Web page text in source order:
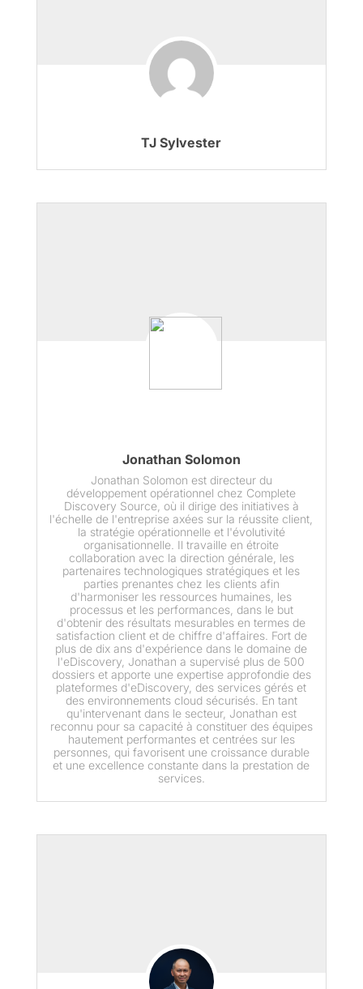
TJ Sylvester
Jonathan Solomon
Jonathan Solomon est directeur du
développement opérationnel chez Complete
Discovery Source, où il dirige des initiatives à
l'échelle de l'entreprise axées sur la réussite client,
la stratégie opérationnelle et l'évolutivité
organisationnelle. Il travaille en étroite
collaboration avec la direction générale, les
partenaires technologiques stratégiques et les
parties prenantes chez les clients afin
d'harmoniser les ressources humaines, les
processus et les performances, dans le but
d'obtenir des résultats mesurables en termes de
satisfaction client et de chiffre d'affaires. Fort de
plus de dix ans d'expérience dans le domaine de
l'eDiscovery, Jonathan a supervisé plus de 500
dossiers et apporte une expertise approfondie des
plateformes d'eDiscovery, des services gérés et
des environnements cloud sécurisés. En tant
qu'intervenant dans le secteur, Jonathan est
reconnu pour sa capacité à constituer des équipes
hautement performantes et centrées sur les
personnes, qui favorisent une croissance durable
et une excellence constante dans la prestation de
services.